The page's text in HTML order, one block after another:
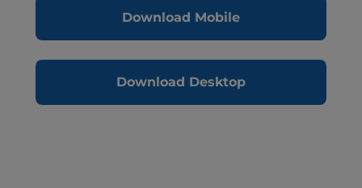
Download Mobile
Download Desktop